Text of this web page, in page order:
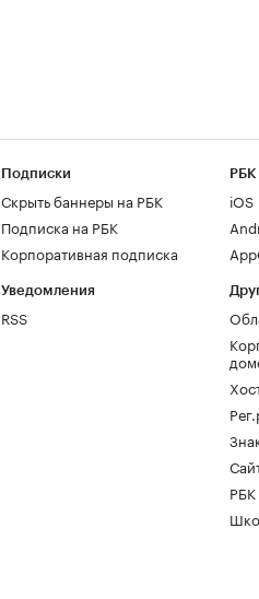
Подписки
Скрыть баннеры на РБК
Подписка на РБК
Корпоративная подписка
Уведомления
RSS
РБК
iOS